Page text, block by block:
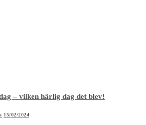
– vilken härlig dag det blev!
15/02/2024